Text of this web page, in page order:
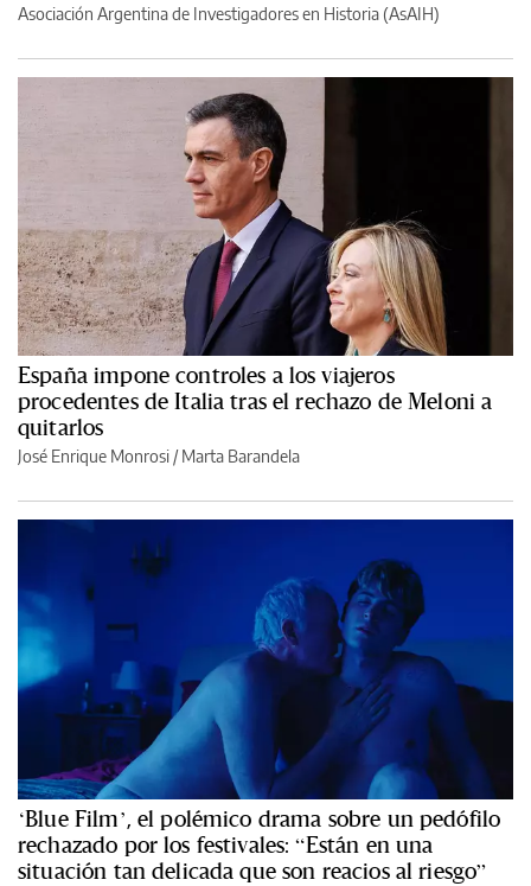
Asociación Argentina de Investigadores en Historia (AsAIH)
España impone controles a los viajeros
procedentes de Italia tras el rechazo de Meloni a
quitarlos
José Enrique Monrosi / Marta Barandela
‘Blue Film’, el polémico drama sobre un pedófilo
rechazado por los festivales: “Están en una
situación tan delicada que son reacios al riesgo”